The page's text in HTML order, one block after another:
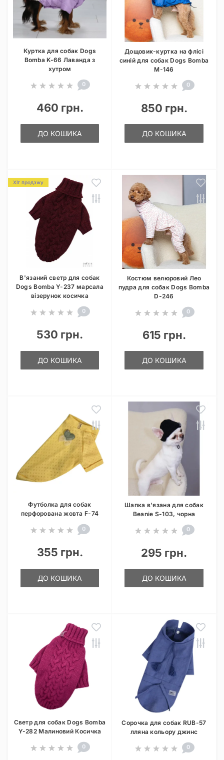
Куртка для собак Dogs
Bomba K-66 Лаванда з
хутром
0
460 грн.
ДО КОШИКА
Дощовик-куртка на флісі
синій для собак Dogs Bomba
M-146
0
850 грн.
ДО КОШИКА
Хіт продажу
В'язаний светр для собак
Dogs Bomba Y-237 марсала
візерунок косичка
0
530 грн.
ДО КОШИКА
Костюм велюровий Лео
пудра для собак Dogs Bomba
D-246
0
615 грн.
ДО КОШИКА
Футболка для собак
перфорована жовта F-74
0
355 грн.
ДО КОШИКА
Шапка в’язана для собак
Beanie S-103, чорна
0
295 грн.
ДО КОШИКА
Светр для собак Dogs Bomba
Y-282 Малиновий Косичка
0
Сорочка для собак RUB-57
лляна кольору джинс
0